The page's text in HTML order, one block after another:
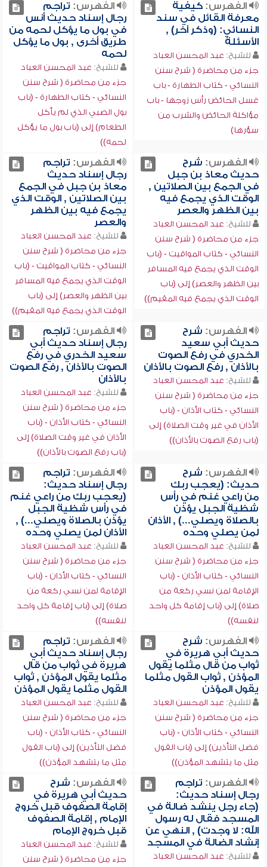
الفهرس:كيفية
معرفة القائل في سند
النسائي: (وذكر آخر) ,
الأسئلة
للشيخ: عبد المحسن العباد
جزء من محاضرة ( شرح سنن
النسائي - كتاب الطهارة - باب
غسل الحائض رأس زوجها - باب
مؤاكلة الحائض والشرب من
سؤرها)
الفهرس: تراجم
رجال إسناد حديث أنس
في بول ما يؤكل لحمه من
طريق أخرى , بول ما يؤكل
لحمه
للشيخ: عبد المحسن العباد
جزء من محاضرة ( شرح سنن
النسائي - كتاب الطهارة - (باب
بول الصبي الذي لم يأكل
الطعام) إلى (باب بول ما يؤكل
لحمه))
الفهرس: شرح
حديث معاذ بن جبل
في الجمع بين الصلاتين ,
الوقت الذي يجمع فيه
بين الظهر والعصر
للشيخ: عبد المحسن العباد
جزء من محاضرة ( شرح سنن
النسائي - كتاب المواقيت - (باب
الوقت الذي يجمع فيه المسافر
بين الظهر والعصر) إلى (باب
الوقت الذي يجمع فيه المقيم))
الفهرس: تراجم
رجال إسناد حديث
معاذ بن جبل في الجمع
بين الصلاتين , الوقت الذي
يجمع فيه بين الظهر
والعصر
للشيخ: عبد المحسن العباد
جزء من محاضرة ( شرح سنن
النسائي - كتاب المواقيت - (باب
الوقت الذي يجمع فيه المسافر
بين الظهر والعصر) إلى (باب
الوقت الذي يجمع فيه المقيم))
الفهرس: شرح
حديث أبي سعيد
الخدري في رفع الصوت
بالأذان , رفع الصوت بالأذان
للشيخ: عبد المحسن العباد
جزء من محاضرة ( شرح سنن
النسائي - كتاب الأذان - (باب
الأذان في غير وقت الصلاة) إلى
(باب رفع الصوت بالأذان))
الفهرس: تراجم
رجال إسناد حديث أبي
سعيد الخدري في رفع
الصوت بالأذان , رفع الصوت
بالأذان
للشيخ: عبد المحسن العباد
جزء من محاضرة ( شرح سنن
النسائي - كتاب الأذان - (باب
الأذان في غير وقت الصلاة) إلى
(باب رفع الصوت بالأذان))
الفهرس: شرح
حديث: (يعجب ربك
من راعي غنم في رأس
شظية الجبل يؤذن
بالصلاة ويصلي...) , الأذان
لمن يصلي وحده
للشيخ: عبد المحسن العباد
جزء من محاضرة ( شرح سنن
النسائي - كتاب الأذان - (باب
الإقامة لمن نسي ركعة من
صلاة) إلى (باب إقامة كل واحد
لنفسه))
الفهرس: تراجم
رجال إسناد حديث:
(يعجب ربك من راعي غنم
في رأس شظية الجبل
يؤذن بالصلاة ويصلي...) ,
الأذان لمن يصلي وحده
للشيخ: عبد المحسن العباد
جزء من محاضرة ( شرح سنن
النسائي - كتاب الأذان - (باب
الإقامة لمن نسي ركعة من
صلاة) إلى (باب إقامة كل واحد
لنفسه))
الفهرس: شرح
حديث أبي هريرة في
ثواب من قال مثلما يقول
المؤذن , ثواب القول مثلما
يقول المؤذن
للشيخ: عبد المحسن العباد
جزء من محاضرة ( شرح سنن
النسائي - كتاب الأذان - (باب
فضل التأذين) إلى (باب القول
مثل ما يتشهد المؤذن))
الفهرس: تراجم
رجال إسناد حديث أبي
هريرة في ثواب من قال
مثلما يقول المؤذن , ثواب
القول مثلما يقول المؤذن
للشيخ: عبد المحسن العباد
جزء من محاضرة ( شرح سنن
النسائي - كتاب الأذان - (باب
فضل التأذين) إلى (باب القول
مثل ما يتشهد المؤذن))
الفهرس: تراجم
رجال إسناد حديث:
(جاء رجل ينشد ضالة في
المسجد فقال له رسول
الله: لا وجدت) , النهي عن
إنشاد الضالة في المسجد
للشيخ: عبد المحسن العباد
الفهرس: شرح
حديث أبي هريرة في
إقامة الصفوف قبل خروج
الإمام , إقامة الصفوف
قبل خروج الإمام
للشيخ: عبد المحسن العباد
جزء من محاضرة ( شرح سنن